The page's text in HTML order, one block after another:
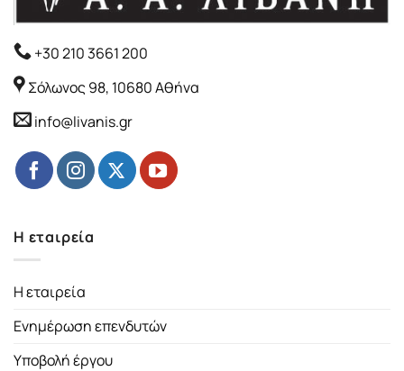
+30 210 3661 200
Σόλωνος 98, 10680 Αθήνα
info@livanis.gr
Η εταιρεία
Η εταιρεία
Ενημέρωση επενδυτών
Υποβολή έργου